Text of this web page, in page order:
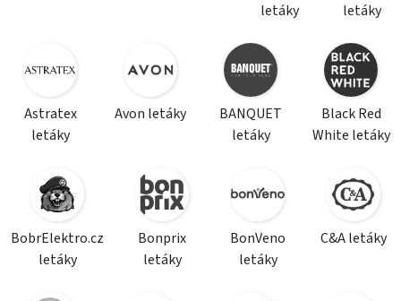
letáky
letáky
Astratex
letáky
Avon letáky
BANQUET
letáky
Black Red
White letáky
BobrElektro.cz
letáky
Bonprix
letáky
BonVeno
letáky
C&A letáky